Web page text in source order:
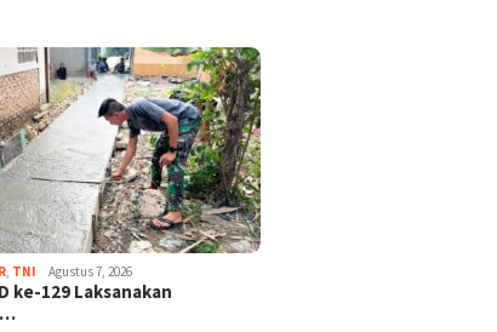
TNI Agustus 7, 2026
ke-129 Laksanakan